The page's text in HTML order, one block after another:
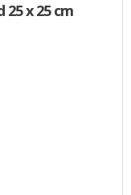
x 25 cm